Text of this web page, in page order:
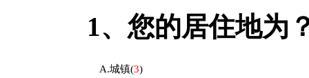
1、 您的居住地为
A.城镇(3)